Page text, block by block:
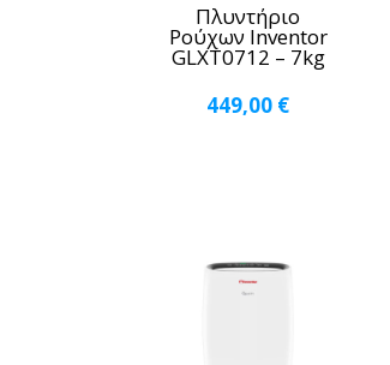
Πλυντήριο
Ρούχων Inventor
GLXT0712 – 7kg
449,00 €